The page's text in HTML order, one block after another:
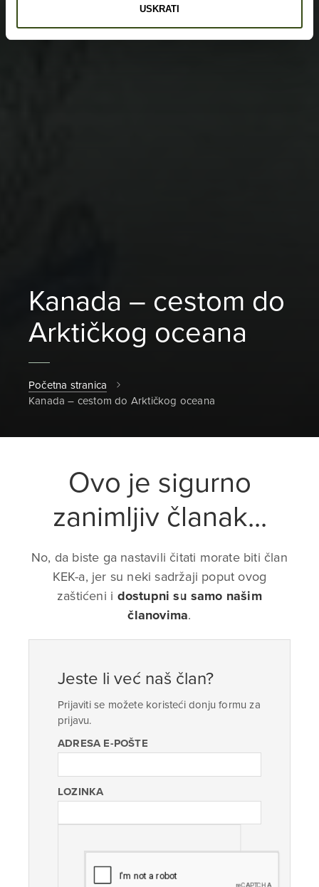
USKRATI
Kanada – cestom do
Arktičkog oceana
Početna stranica
Kanada – cestom do Arktičkog oceana
Ovo je sigurno
zanimljiv članak...
No, da biste ga nastavili čitati morate biti član
KEK-a, jer su neki sadržaji poput ovog
zaštićeni i dostupni su samo našim
članovima.
Jeste li već naš član?
Prijaviti se možete koristeći donju formu za
prijavu.
ADRESA E-POŠTE
LOZINKA